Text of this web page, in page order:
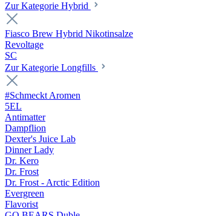
Zur Kategorie Hybrid
Fiasco Brew Hybrid Nikotinsalze
Revoltage
SC
Zur Kategorie Longfills
#Schmeckt Aromen
5EL
Antimatter
Dampflion
Dexter's Juice Lab
Dinner Lady
Dr. Kero
Dr. Frost
Dr. Frost - Arctic Edition
Evergreen
Flavorist